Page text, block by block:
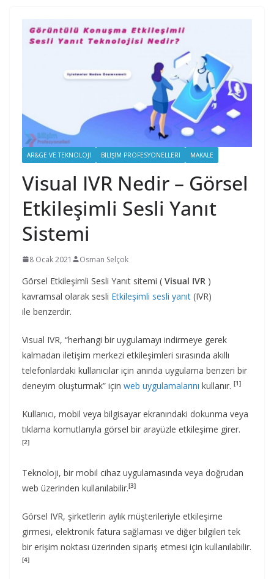
AR&GE VE TEKNOLOJI BILIŞIM PROFESYONELLERI MAKALE
Visual IVR Nedir – Görsel
Etkileşimli Sesli Yanıt
Sistemi
8 Ocak 2021 Osman Selçok
Görsel Etkileşimli Sesli Yanıt sitemi ( Visual IVR )
kavramsal olarak sesli Etkileşimli sesli yanıt (IVR)
ile benzerdir.
Visual IVR, “herhangi bir uygulamayı indirmeye gerek
kalmadan iletişim merkezi etkileşimleri sırasında akıllı
telefonlardaki kullanıcılar için anında uygulama benzeri bir
deneyim oluşturmak” için web uygulamalarını kullanır. [1]
Kullanıcı, mobil veya bilgisayar ekranındaki dokunma veya
tıklama komutlarıyla görsel bir arayüzle etkileşime girer.
[2]
Teknoloji, bir mobil cihaz uygulamasında veya doğrudan
web üzerinden kullanılabilir.[3]
Görsel IVR, şirketlerin aylık müşterileriyle etkileşime
girmesi, elektronik fatura sağlaması ve diğer bilgileri tek
bir erişim noktası üzerinden sipariş etmesi için kullanılabilir.
[4]